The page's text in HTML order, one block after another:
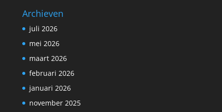
Archieven
juli 2026
mei 2026
maart 2026
februari 2026
januari 2026
november 2025